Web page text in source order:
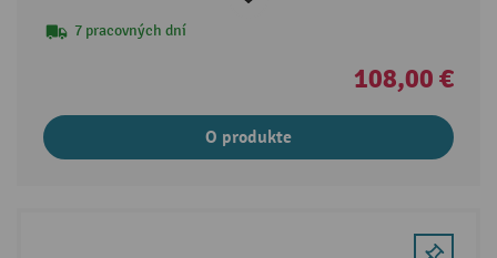
7 pracovných dní
108,00 €
O produkte